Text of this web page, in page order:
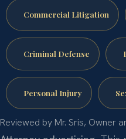
Commercial Litigation
Criminal Defense
Personal Injury
Reviewed by Mr. Sris, Owner